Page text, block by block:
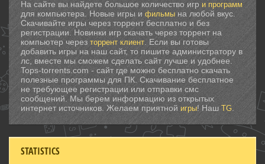
На сайте вы найдете большое количество игр и программ
для компьютера. Новые игры и фильмы на любой вкус.
Скачивайте игры через торрент бесплатно и без
регистрации. Новинки игр скачать через торрент на
компьютер через торрент клиент. Если вы готовы
добавить игры на наш сайт, то пишите администратору в
лс, вместе мы сможем сделать сайт лучше и удобнее.
Tops-torrents.com - сайт где можно бесплатно скачать
полезные программы для ПК. Скачивание бесплатное
не требующее регистрации или отправки смс
сообщений. Мы берем информацию из открытых
интернет источников. Желаем приятной игры! Наш TG.
STATISTICS